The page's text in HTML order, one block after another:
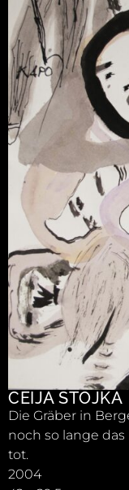
CEIJA STOJKA
Die Gräber in
noch so lange das
tot.
2004